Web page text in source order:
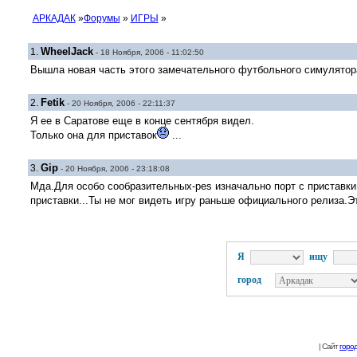
АРКАДАК»Форумы » ИГРЫ »
1. WheelJack- 18 Ноября, 2006 - 11:02:50
Вышла новая часть этого замечательного футбольного
2. Fetik- 20 Ноября, 2006 - 22:11:37
Я ее в Саратове еще в конце сентября видел.
Только она для приставок
...
3. Gip- 20 Ноября, 2006 - 23:18:08
Мда.Для особо сообразительных-pes изначально порт с
приставки...Ты не мог видеть игру раньше официального
Я ищу
город
| Сайт